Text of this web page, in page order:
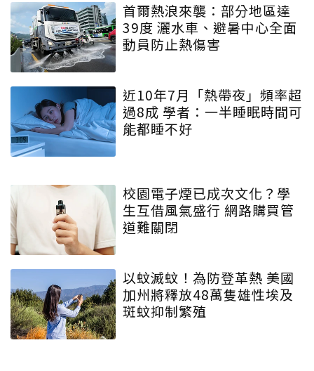
首爾熱浪來襲：部分地區達
39度 灑水車、避暑中心全面
動員防止熱傷害
近10年7月「熱帶夜」頻率超
過8成 學者：一半睡眠時間可
能都睡不好
校園電子煙已成次文化？學
生互借風氣盛行 網路購買管
道難關閉
以蚊滅蚊！為防登革熱 美國
加州將釋放48萬隻雄性埃及
斑蚊抑制繁殖